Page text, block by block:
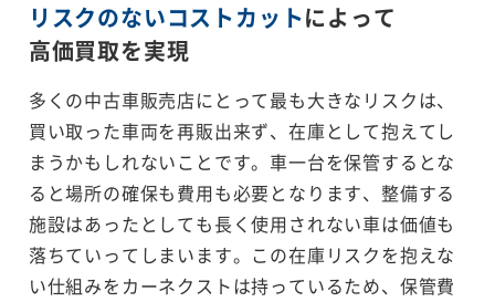
リスクのないコストカットによって
高価買取を実現
多くの中古車販売店にとって最も大きなリスクは、
買い取った車両を再販出来ず、在庫として抱えてし
まうかもしれないことです。車一台を保管するとな
ると場所の確保も費用も必要となります、整備する
施設はあったとしても長く使用されない車は価値も
落ちていってしまいます。この在庫リスクを抱えな
い仕組みをカーネクストは持っているため、保管費